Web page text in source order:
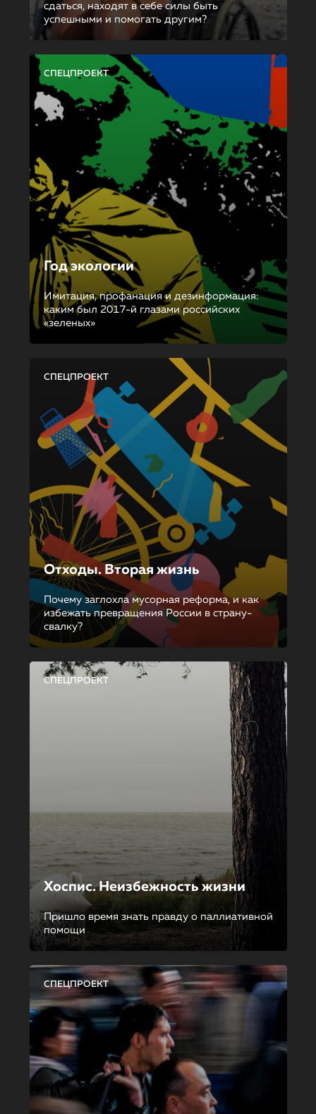
сдаться, находят в себе силы быть
успешными и помогать другим?
СПЕЦПРОЕКТ
Год экологии
Имитация, профанация и дезинформация:
каким был 2017-й глазами российских
«зеленых»
СПЕЦПРОЕКТ
Отходы. Вторая жизнь
Почему заглохла мусорная реформа, и как
избежать превращения России в страну-
свалку?
СПЕЦПРОЕКТ
Хоспис. Неизбежность жизни
Пришло время знать правду о паллиативной
помощи
СПЕЦПРОЕКТ